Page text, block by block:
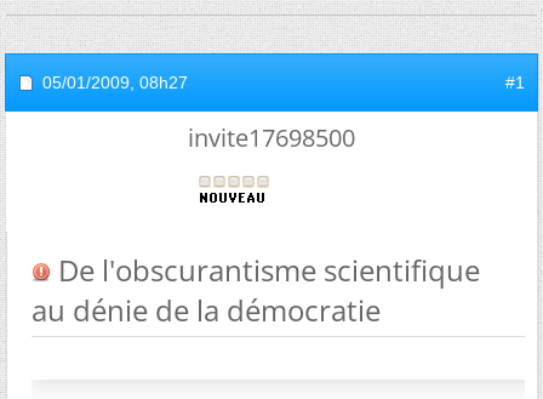
05/01/2009, 08h27 #1
invite17698500
De l'obscurantisme scientifique
au dénie de la démocratie